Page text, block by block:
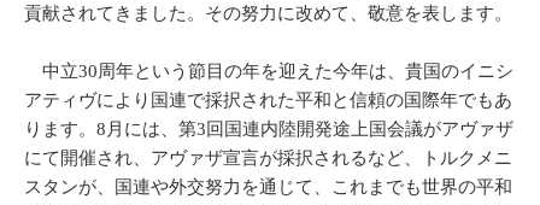
貢献されてきました。その努力に改めて、敬意を表します。
中立30周年という節目の年を迎えた今年は、貴国のイニシ
アティヴにより国連で採択された平和と信頼の国際年でもあ
ります。8月には、第3回国連内陸開発途上国会議がアヴァザ
にて開催され、アヴァザ宣言が採択されるなど、トルクメニ
スタンが、国連や外交努力を通じて、これまでも世界の平和